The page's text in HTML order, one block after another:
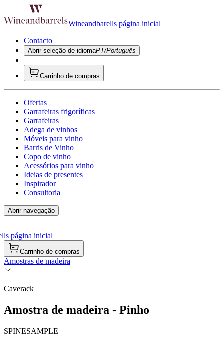
Wineandbarells página inicial
Contacto
Abrir seleção de idiomaPT/Português
Carrinho de compras
Ofertas
Garrafeiras frigoríficas
Garrafeiras
Adega de vinhos
Móveis para vinho
Barris de Vinho
Copo de vinho
Acessórios para vinho
Ideias de presentes
Inspirador
Consultoria
Abrir navegação
página inicial
Carrinho de compras
Amostras de madeira
Caverack
Amostra de madeira - Pinho
SPINESAMPLE